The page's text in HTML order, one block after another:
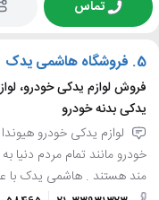
تماس
5. فروشگاه هاشمی یدک
فروش لوازم یدکی خودرو،
یدکی بدنه خودرو
لوازم یدکی خودرو
خودرو مانند تمام مردم دنیا
مند هستند . هاشمی یدک با